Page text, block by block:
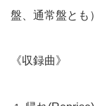
盤、通常盤とも
《収録曲》